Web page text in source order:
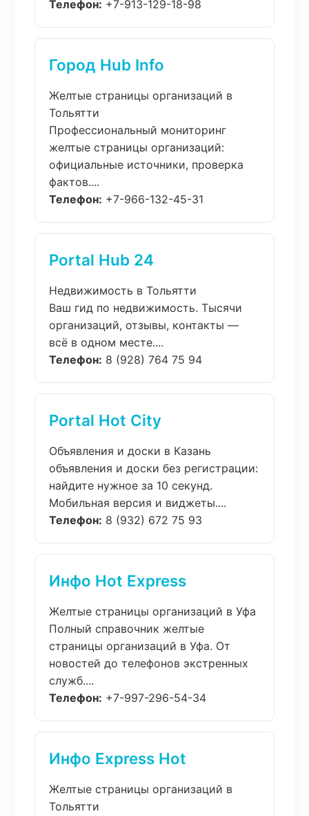
Телефон: +7-913-129-18-98
Город Hub Info
Желтые страницы организаций в
Тольятти
Профессиональный мониторинг
желтые страницы организаций:
официальные источники, проверка
фактов....
Телефон: +7-966-132-45-31
Portal Hub 24
Недвижимость в Тольятти
Ваш гид по недвижимость. Тысячи
организаций, отзывы, контакты —
всё в одном месте....
Телефон: 8 (928) 764 75 94
Portal Hot City
Объявления и доски в Казань
объявления и доски без регистрации:
найдите нужное за 10 секунд.
Мобильная версия и виджеты....
Телефон: 8 (932) 672 75 93
Инфо Hot Express
Желтые страницы организаций в Уфа
Полный справочник желтые
страницы организаций в Уфа. От
новостей до телефонов экстренных
служб....
Телефон: +7-997-296-54-34
Инфо Express Hot
Желтые страницы организаций в
Тольятти